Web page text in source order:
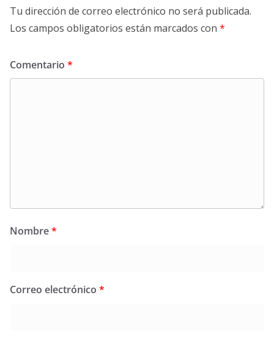
Tu dirección de correo electrónico no será publicada.
Los campos obligatorios están marcados con *
Comentario *
Nombre*
Correo electrónico *